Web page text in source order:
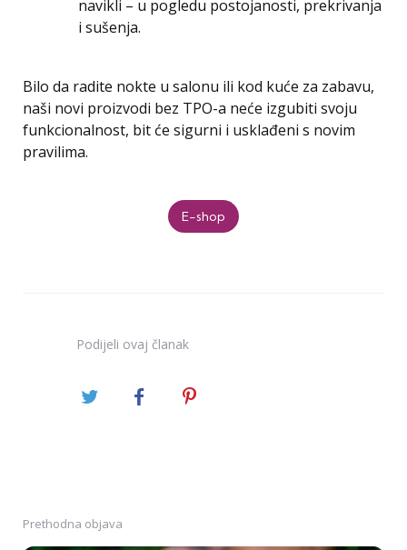
navikli – u pogledu postojanosti, prekrivanja
i sušenja.
Bilo da radite nokte u salonu ili kod kuće za zabavu,
naši novi proizvodi bez TPO-a neće izgubiti svoju
funkcionalnost, bit će sigurni i usklađeni s novim
pravilima.
E-shop
Podijeli ovaj članak
PostPrethodna objava